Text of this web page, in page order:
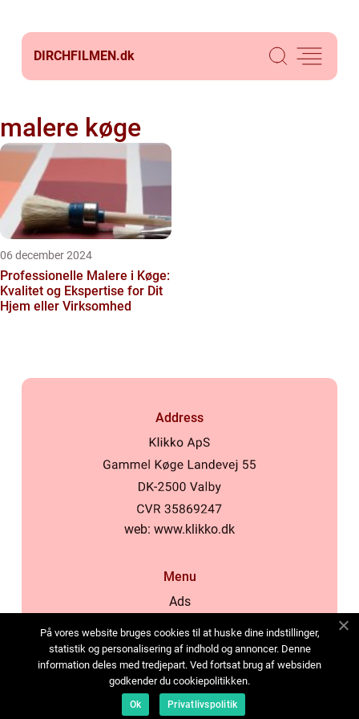
DIRCHFILMEN.dk
malere køge
06 december 2024
Professionelle Malere i Køge:
Kvalitet og Ekspertise for Dit
Hjem eller Virksomhed
Address
web: www.klikko.dk
Menu
Ads
Cookies
Contact
Sitemap
På vores website bruges cookies til at huske dine indstillinger,
statistik og personalisering af indhold og annoncer. Denne
information deles med tredjepart. Ved fortsat brug af websiden
godkender du cookiepolitikken.
Ok Privatlivspolitik